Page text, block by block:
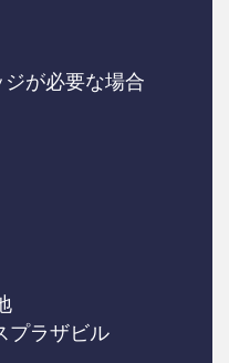
が必要な場合
プラザビル